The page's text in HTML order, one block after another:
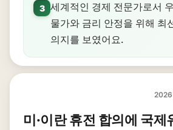
3 세계적인 경제 전문가로서
물가와 금리 안정을 위해 최
의지를 보였어요.
2026
미·이란 휴전 합의에 국